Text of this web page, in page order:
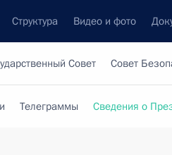
Структура Видео и фото
Совет Совет
Телеграммы Сведения о